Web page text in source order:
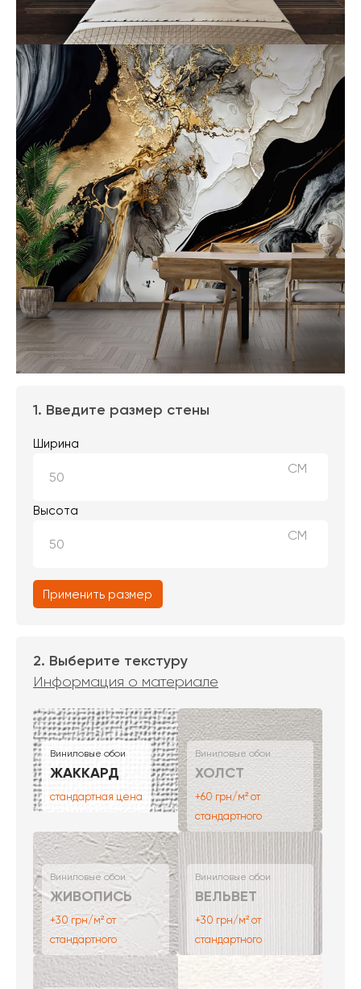
1. Введите размер стены
Ширина
СМ
Высота
СМ
Применить размер
2. Выберите текстуру
Информация о материале
Виниловые обои
ЖАККАРД
стандартная цена
Виниловые обои
ХОЛСТ
+60 грн/м² от
стандартного
Виниловые обои
ЖИВОПИСЬ
+30 грн/м² от
стандартного
Виниловые обои
ВЕЛЬВЕТ
+30 грн/м² от
стандартного